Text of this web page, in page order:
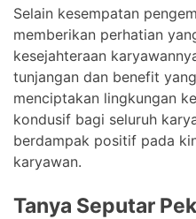
Selain kesempatan
memberikan perhatian
kesejahteraan
tunjangan dan benefit
menciptakan lingkungan
kondusif bagi seluruh
berdampak positif pada
karyawan.
Tanya Seputar